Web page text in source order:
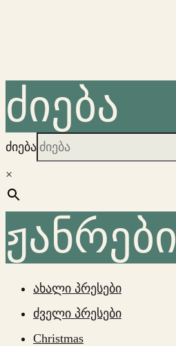
ძიება
ძიება
×
ჟანრები
ახალი პრესები
ძველი პრესები
Christmas